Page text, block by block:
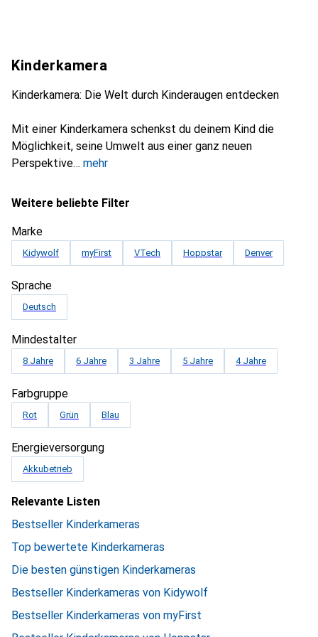
Kinderkamera
Kinderkamera: Die Welt durch Kinderaugen entdecken
Mit einer Kinderkamera schenkst du deinem Kind die
Möglichkeit, seine Umwelt aus einer ganz neuen
Perspektive
mehr
Weitere beliebte Filter
Marke
Kidywolf myFirst VTech Hoppstar Denver
Sprache
Deutsch
Mindestalter
8 Jahre 6 Jahre 3 Jahre 5 Jahre 4 Jahre
Farbgruppe
Rot Grün Blau
Energieversorgung
Akkubetrieb
Relevante Listen
Bestseller Kinderkameras
Top bewertete Kinderkameras
Die besten günstigen Kinderkameras
Bestseller Kinderkameras von Kidywolf
Bestseller Kinderkameras von myFirst